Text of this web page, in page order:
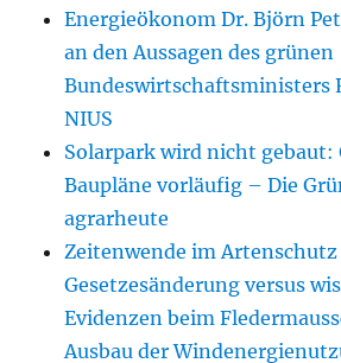
Energieökonom Dr. Björn
an den Aussagen des grünen
Bundeswirtschaftsministers
NIUS
Solarpark wird nicht gebaut:
Baupläne vorläufig – Die
agrarheute
Zeitenwende im
Gesetzesänderung versus
Evidenzen beim
Ausbau der